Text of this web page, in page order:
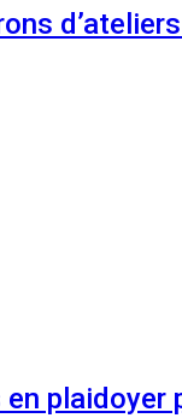
plaidoyer